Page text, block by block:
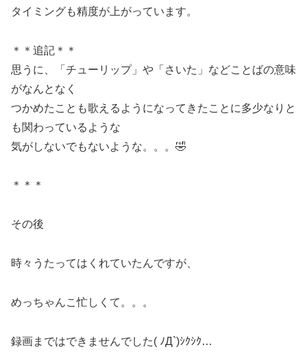
タイミングも精度が上がっています。
＊＊追記＊＊
思うに、「チューリップ」や「さいた」などことばの意味
がなんとなく
つかめたことも歌えるようになってきたことに多少なりと
も関わっているような
気がしないでもないような。。。🤣
＊＊＊
その後
時々うたってはくれていたんですが、
めっちゃんこ忙しくて。。。
録画まではできませんでした( ﾉД`)ｼｸｼｸ…